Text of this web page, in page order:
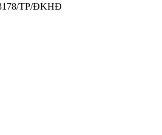
TP/ĐKHĐ